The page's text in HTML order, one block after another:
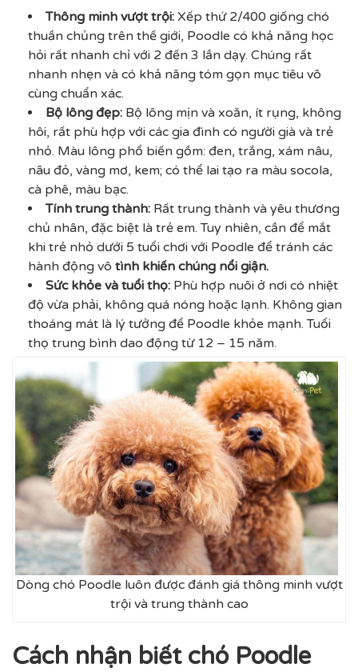
Thông minh vượt trội: Xếp thứ 2/400 giống chó
thuần chủng trên thế giới, Poodle có khả năng học
hỏi rất nhanh chỉ với 2 đến 3 lần dạy. Chúng rất
nhanh nhẹn và có khả năng tóm gọn mục tiêu vô
cùng chuẩn xác.
Bộ lông đẹp: Bộ lông mịn và xoăn, ít rụng, không
hôi, rất phù hợp với các gia đình có người già và trẻ
nhỏ. Màu lông phổ biến gồm: đen, trắng, xám nâu,
nâu đỏ, vàng mơ, kem; có thể lai tạo ra màu socola,
cà phê, màu bạc.
Tính trung thành: Rất trung thành và yêu thương
chủ nhân, đặc biệt là trẻ em. Tuy nhiên, cần để mắt
khi trẻ nhỏ dưới 5 tuổi chơi với Poodle để tránh các
hành động vô tình khiến chúng nổi giận.
Sức khỏe và tuổi thọ: Phù hợp nuôi ở nơi có nhiệt
độ vừa phải, không quá nóng hoặc lạnh. Không gian
thoáng mát là lý tưởng để Poodle khỏe mạnh. Tuổi
thọ trung bình dao động từ 12 – 15 năm.
Dòng chó Poodle luôn được đánh giá thông minh vượt
trội và trung thành cao
Cách nhận biết chó Poodle